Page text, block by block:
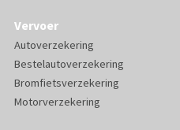
Vervoer
Autoverzekering
Bestelautoverzekering
Bromfietsverzekering
Motorverzekering